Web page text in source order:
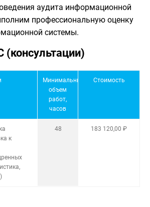
аудита информационной
профессиональную оценку
системы.
(консультации)
Минимальный
объем
работ,
часов
Стоимость
к
48 183 120,00 ₽